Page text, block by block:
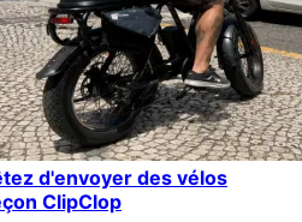
d'envoyer des vélos
ClipClop